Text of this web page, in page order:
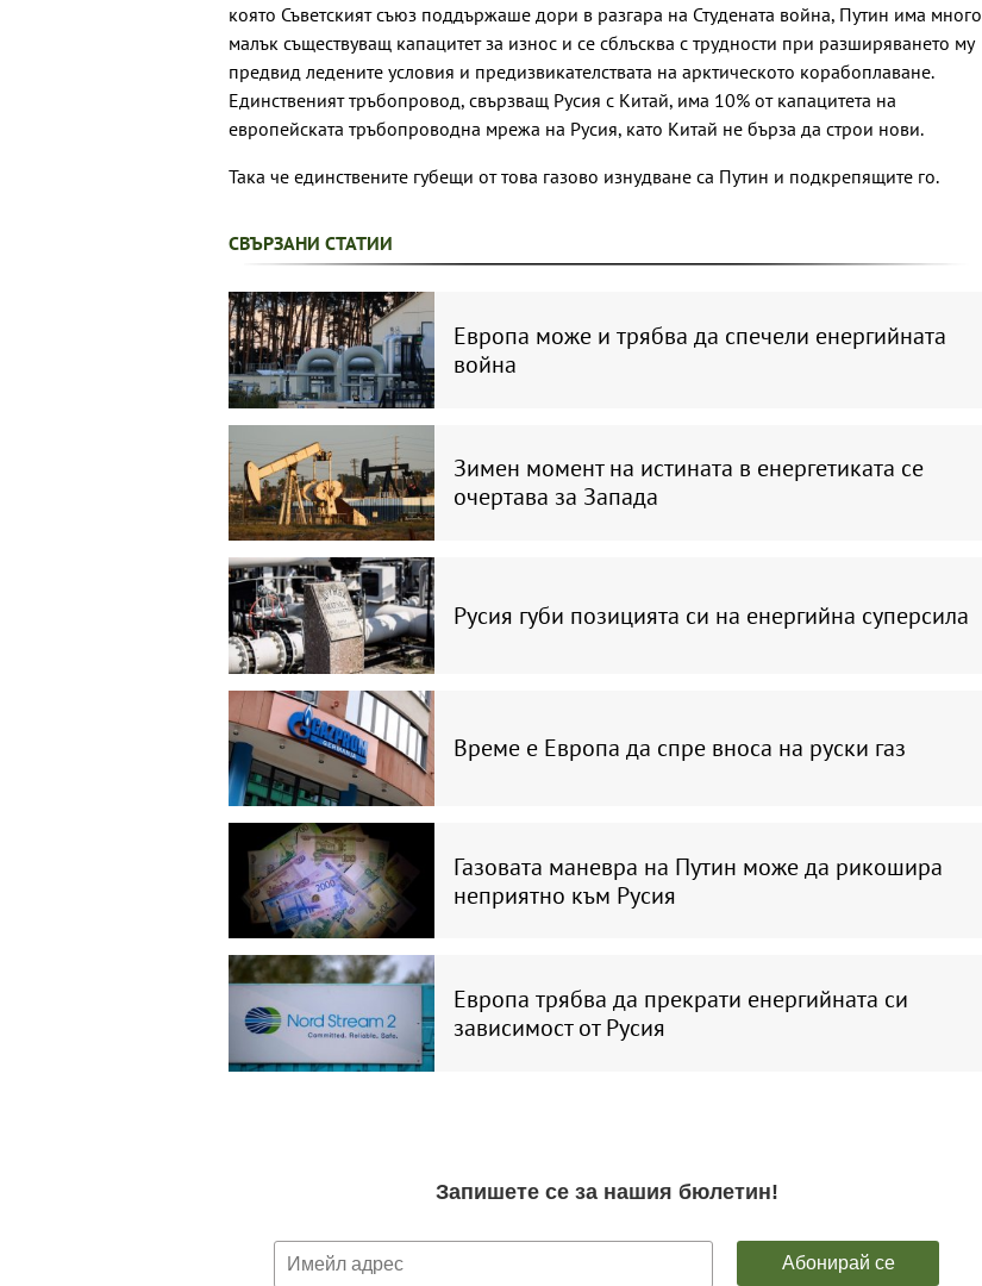
която Съветският съюз поддържаше дори в разгара на Студената война, Путин има много
малък съществуващ капацитет за износ и се сблъсква с трудности при разширяването му
предвид ледените условия и предизвикателствата на арктическото корабоплаване.
Единственият тръбопровод, свързващ Русия с Китай, има 10% от капацитета на
европейската тръбопроводна мрежа на Русия, като Китай не бърза да строи нови.
Така че единствените губещи от това газово изнудване са Путин и подкрепящите го.
СВЪРЗАНИ СТАТИИ
Европа може и трябва да спечели енергийната
война
Зимен момент на истината в енергетиката се
очертава за Запада
Русия губи позицията си на енергийна суперсила
Време е Европа да спре вноса на руски газ
Газовата маневра на Путин може да рикошира
неприятно към Русия
Европа трябва да прекрати енергийната си
зависимост от Русия